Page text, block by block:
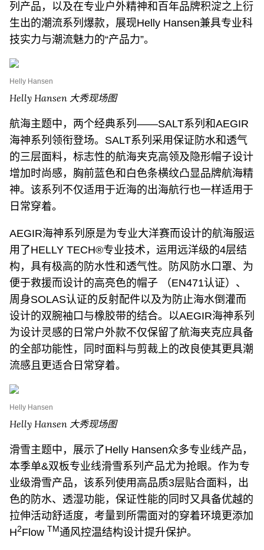
列产品，以及在专业户外精神和百年品牌积淀之上衍
生出的潮流系列爆款，展现Helly Hansen兼具专业科
技实力与潮流魅力的“产品力”。
Helly Hansen
Helly Hansen 大秀现场图
航海主题中，两个经典系列——SALT系列和AEGIR
海神系列领衔登场。SALT系列采用保证防水和透气
的三层面料，标志性的航海夹克高领及隐形帽子设计
增加时尚感，胸前蓝色和白色条横纹凸显品牌航海精
神。该系列不仅适用于近海的出海航行也一样适用于
日常穿着。
AEGIR海神系列原是为专业大洋赛而设计的航海服运
用了HELLY TECH®专业技术，运用远洋级的4层结
构，具有极高的防水性和透气性。防风防水口罩、为
便于救援而设计的高亮色的帽子 （EN471认证）、
周身SOLAS认证的反射配件以及为防止海水倒灌而
设计的双腕袖口与橡胶带的结合。以AEGIR海神系列
为设计灵感的日常户外款不仅保留了航海夹克应具备
的全部功能性，同时面料与剪裁上的改良使其更具潮
流感且更适合日常穿着。
Helly Hansen
Helly Hansen 大秀现场图
滑雪主题中，展示了Helly Hansen众多专业线产品，
本季单&双板专业线滑雪系列产品尤为抢眼。作为专
业级滑雪产品，该系列使用高品质3层贴合面料，出
色的防水、透湿功能，保证性能的同时又具备优越的
拉伸活动舒适度，考量到所需面对的穿着环境更添加
H2Flow TM通风控温结构设计提升保护。